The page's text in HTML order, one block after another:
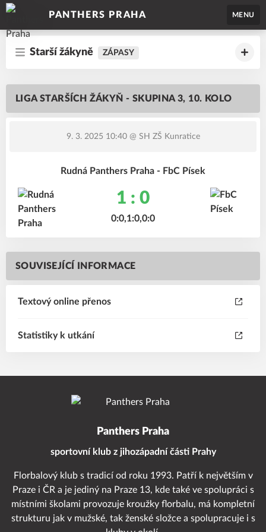
PANTHERS PRAHA MENU
Starší žákyně ZÁPASY
LIGA STARŠÍCH ŽÁKYŇ - SKUPINA 3, 10. KOLO
9. 3. 2025 10:40@ SH ZŠ Kunratice
Rudná Panthers Praha - FbC Písek
1 : 0
0:0,1:0,0:0
SOUVISEJÍCÍ INFORMACE
Textový online přenos
Statistiky k utkání
Panthers Praha
sportovní klub z jihozápadní části Prahy
Florbalový klub s tradicí od roku 1993. Patří k největším v
Praze i ČR a je jediný na Praze 13, kde také ve spolupráci s
místními školami provozuje kroužky florbalu, má kompletní
strukturu jak v mužské, tak ženské složce a spolupracuje i s